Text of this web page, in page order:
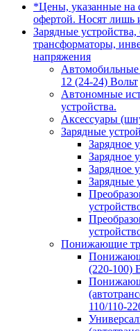
*Цены, указанные на
офертой. Носят лишь
Зарядные
трансформаторы,
напряжения
Автомобильные
12 (24-24) Вольт
Автономные
устройства.
Аксессуары
Зарядные
Зарядное
Зарядное
Зарядное
Зарядные
Понижающие
(220-100)
110/110-